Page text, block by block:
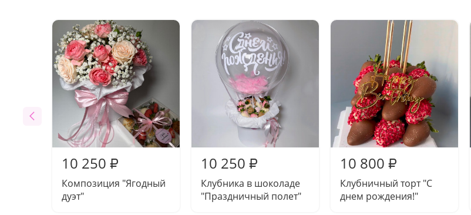
10 250 ₽
Композиция "Ягодный
дуэт"
10 250 ₽
Клубника в шоколаде
"Праздничный полет"
10 800 ₽
Клубничный торт "С
днем рождения!"